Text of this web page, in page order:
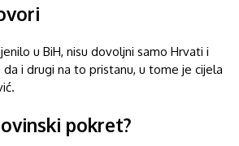
u BiH, nisu dovoljni samo Hrvati i
i drugi na to pristanu, u tome je cijela
pokret?